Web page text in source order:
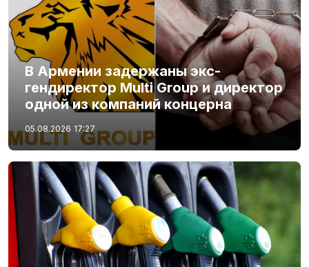
В Армении задержаны экс-
гендиректор Multi Group и директор
одной из компаний концерна
05.08.2026 17:27